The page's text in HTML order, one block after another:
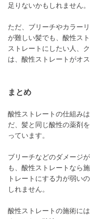
足りないかもしれません。
ただ、ブリーチやカラー
が難しい髪でも、酸性ス
ストレートにしたい人、
は、酸性ストレートがオス
まとめ
酸性ストレートの仕組み
だ、髪と同じ酸性の薬剤
っています。
ブリーチなどのダメージ
も、酸性ストレートなら
トレートにする力が弱い
しれません。
酸性ストレートの施術に